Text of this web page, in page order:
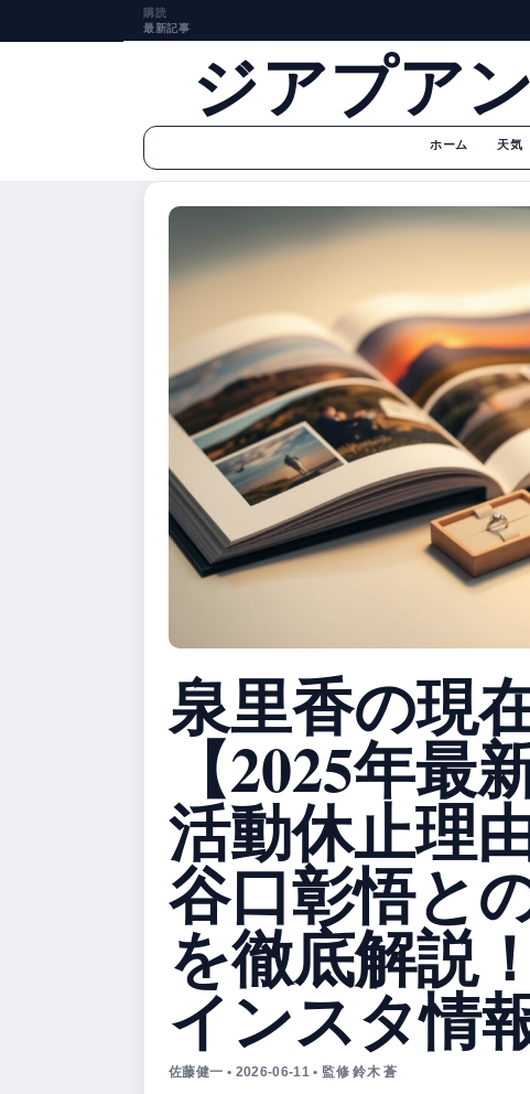
購読
最新記事
ジアプア
ホーム 天気
泉里香の現
【2025年最
活動休止理
谷口彰悟と
を徹底解説
インスタ情
佐藤健一 • 2026-06-11 • 監修 鈴木 蒼